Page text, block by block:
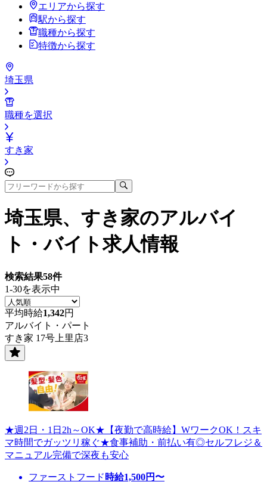
エリアから探す
駅から探す
職種から探す
特徴から探す
埼玉県
職種を選択
すき家
埼玉県、すき家のアルバイ
ト・バイト求人情報
検索結果58件
1-30を表示中
平均時給1,342円
アルバイト・パート
すき家 17号上里店3
★週2日・1日2h～OK★【夜勤で高時給】WワークOK！スキ
マ時間でガッツリ稼ぐ★食事補助・前払い有◎セルフレジ＆
マニュアル完備で深夜も安心
ファーストフード 時給1,500円〜